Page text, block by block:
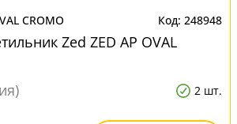
CROMO 248948
Zed ZED AP OVAL
2 шт.